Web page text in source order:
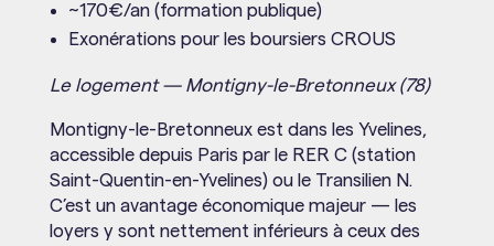
~170€/an (formation publique)
Exonérations pour les boursiers CROUS
Le logement — Montigny-le-Bretonneux (78)
Montigny-le-Bretonneux est dans les Yvelines,
accessible depuis Paris par le RER C (station
Saint-Quentin-en-Yvelines) ou le Transilien N.
C’est un avantage économique majeur — les
loyers y sont nettement inférieurs à ceux des